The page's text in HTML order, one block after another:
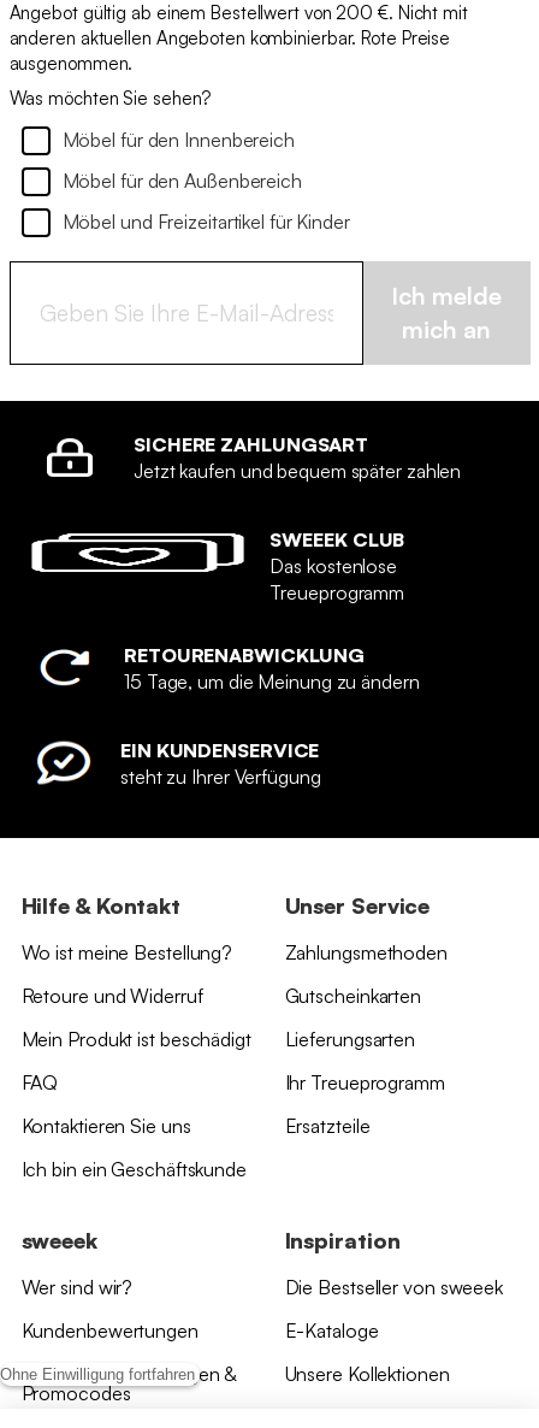
Ohne Einwilligung fortfahren
Angebot gültig ab einem Bestellwert von 200 €. Nicht mit
anderen aktuellen Angeboten kombinierbar. Rote Preise
ausgenommen.
Was möchten Sie sehen?
Möbel für den Innenbereich
Möbel für den Außenbereich
Möbel und Freizeitartikel für Kinder
Ich melde
mich an
SICHERE ZAHLUNGSART
Jetzt kaufen und bequem später zahlen
SWEEEK CLUB
Das kostenlose
Treueprogramm
RETOURENABWICKLUNG
15 Tage, um die Meinung zu ändern
EIN KUNDENSERVICE
steht zu Ihrer Verfügung
Hilfe & Kontakt
Wo ist meine Bestellung?
Retoure und Widerruf
Mein Produkt ist beschädigt
FAQ
Kontaktieren Sie uns
Ich bin ein Geschäftskunde
Unser Service
Zahlungsmethoden
Gutscheinkarten
Lieferungsarten
Ihr Treueprogramm
Ersatzteile
sweeek
Wer sind wir?
Kundenbewertungen
*Angebotsbedingungen &
Promocodes
Inspiration
Die Bestseller von sweeek
E-Kataloge
Unsere Kollektionen